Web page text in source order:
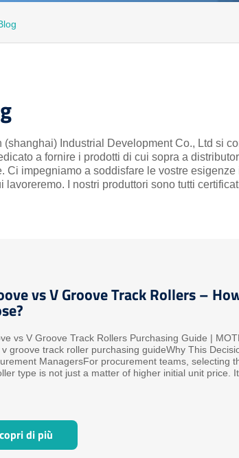
(shanghai) Industrial Development Co., Ltd si
a fornire i prodotti di cui sopra a
Ci impegniamo a soddisfare le vostre
lavoreremo. I nostri produttori sono tutti
vs V Groove Track Rollers –
vs V Groove Track Rollers Purchasing Guide |
groove track roller purchasing guideWhy This
ManagersFor procurement teams, selecting
type is not just a matter of higher initial unit price. It
di più